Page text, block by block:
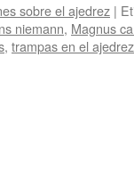
sobre el ajedrez |
niemann, Magnus
, trampas en el ajedrez